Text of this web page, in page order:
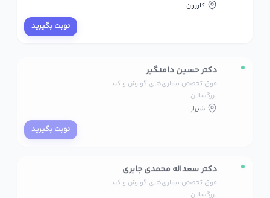
کازرون
نوبت بگیرید
دکتر حسین دامنگیر
فوق تخصص بیماری‌های گوارش و کبد
بزرگسالان
شیراز
نوبت بگیرید
دکتر سعداله محمدی جابری
فوق تخصص بیماری‌های گوارش و کبد
بزرگسالان